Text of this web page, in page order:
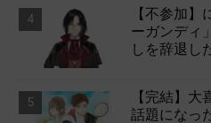
【不参加
ーガンディ
しを辞退し
【完結】大
話題になっ